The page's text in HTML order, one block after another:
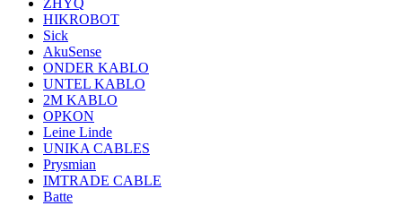
ZHYQ
HIKROBOT
Sick
AkuSense
ONDER KABLO
UNTEL KABLO
2M KABLO
OPKON
Leine Linde
UNIKA CABLES
Prysmian
IMTRADE CABLE
Batte